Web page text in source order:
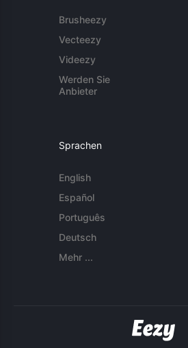
Brusheezy
Vecteezy
Videezy
Werden Sie
Anbieter
Sprachen
English
Español
Português
Deutsch
Mehr ...